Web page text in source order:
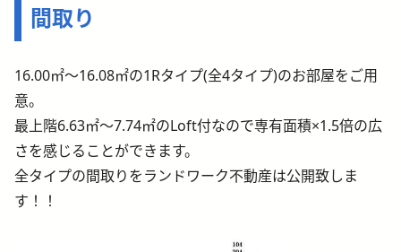
間取り
16.00㎡～16.08㎡の1Rタイプ(全4タイプ)のお部屋をご用
意。
最上階6.63㎡～7.74㎡のLoft付なので専有面積×1.5倍の広
さを感じることができます。
全タイプの間取りをランドワーク不動産は公開致しま
す！！